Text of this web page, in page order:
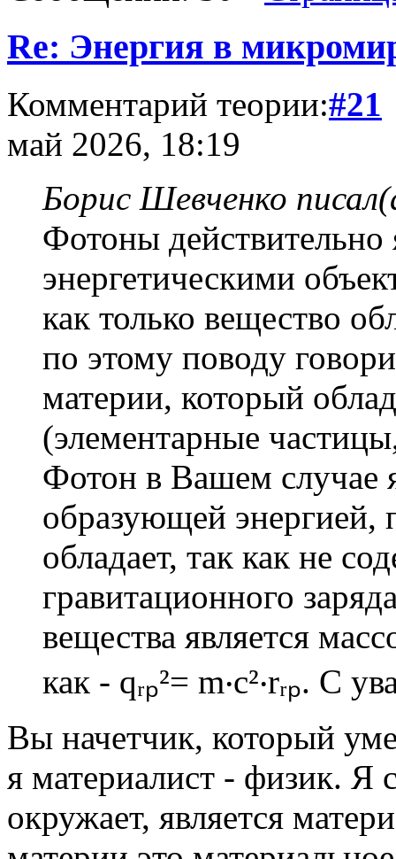
Re: Энергия в
Комментарий теории:#21
май 2026, 18:19
Борис Шевченко
Фотоны
энергетическими
как только вещество
по этому поводу
материи, который
(элементарные
Фотон в Вашем случае
образующей энергией,
обладает, так как не
гравитационного
вещества является
как - qᵣₚ²= m‧c²‧rᵣₚ. С
Вы начетчик, который
я материалист - физик. Я
окружает, является